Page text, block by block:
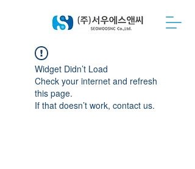
Widget Didn’t Load
Check your internet and refresh
this page.
If that doesn’t work, contact us.